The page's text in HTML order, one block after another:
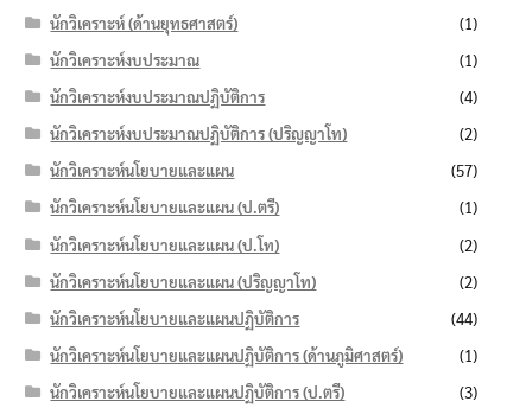
นักวิเคราะห์ (ด้านยุทธศาสตร์)
(1)
นักวิเคราะห์งบประมาณ
(1)
นักวิเคราะห์งบประมาณปฏิบัติการ
(4)
นักวิเคราะห์งบประมาณปฏิบัติการ (ปริญญาโท)
(2)
นักวิเคราะห์นโยบายและแผน
(57)
นักวิเคราะห์นโยบายและแผน (ป.ตรี)
(1)
นักวิเคราะห์นโยบายและแผน (ป.โท)
(2)
นักวิเคราะห์นโยบายและแผน (ปริญญาโท)
(2)
นักวิเคราะห์นโยบายและแผนปฏิบัติการ
(44)
นักวิเคราะห์นโยบายและแผนปฏิบัติการ (ด้านภูมิศาสตร์)
(1)
นักวิเคราะห์นโยบายและแผนปฏิบัติการ (ป.ตรี)
(3)